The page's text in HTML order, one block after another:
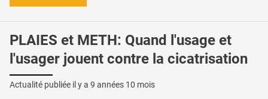
PLAIES et METH: Quand l'usage et
l'usager jouent contre la cicatrisation
Actualité publiée il y a 9 années 10 mois